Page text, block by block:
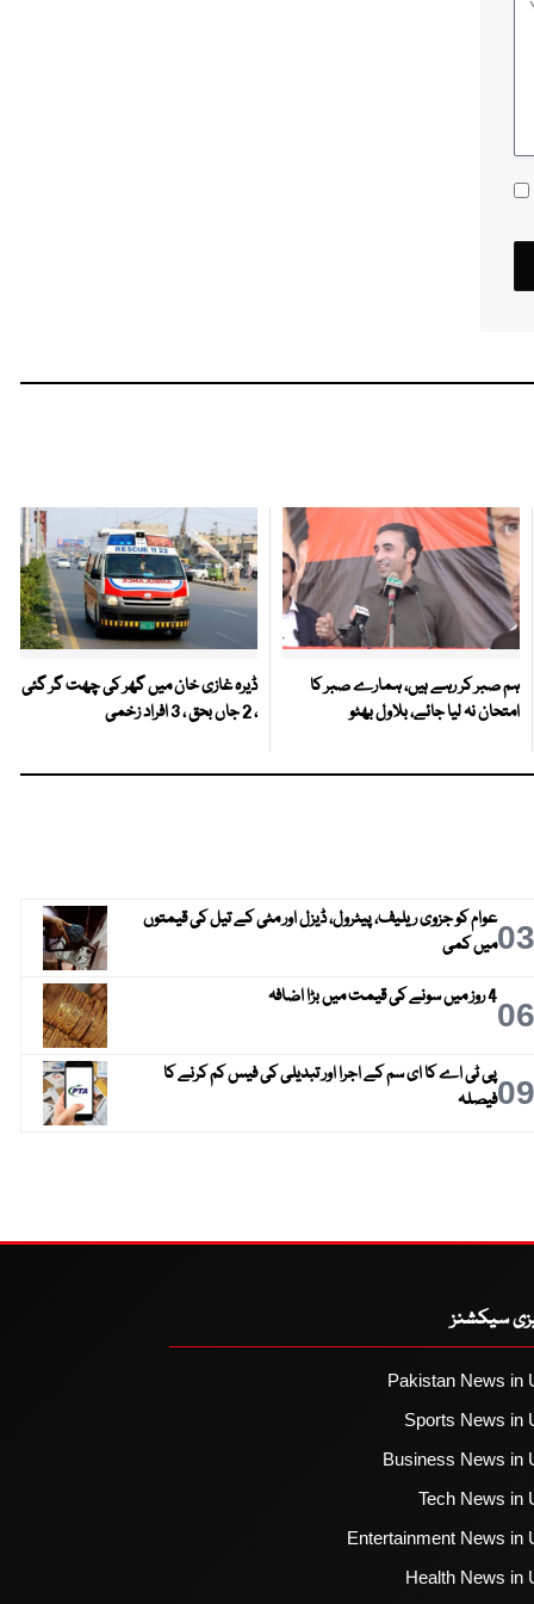
ہم صبر کر رہے ہیں، ہمارے صبر کا
امتحان نہ لیا جائے، بلاول بھٹو
ڈیرہ غازی خان میں گھر کی چھت گر گئی
، 2 جاں بحق ، 3 افراد زخمی
03عوام کو جزوی ریلیف، پیٹرول، ڈیزل اور مٹی کے تیل کی قیمتوں
میں کمی
064 روز میں سونے کی قیمت میں بڑا اضافہ
09پی ٹی اے کا ای سم کے اجرا اور تبدیلی کی فیس کم کرنے کا
فیصلہ
سیکشنز
Pakistan News in
Sports News in
Business News in
Tech News in
Entertainment News in
Health News in